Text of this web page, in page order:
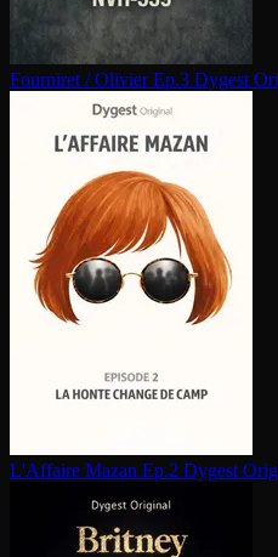
Fourniret / Olivier Ep.3 Dygest
L'Affaire Mazan Ep.2 Dygest